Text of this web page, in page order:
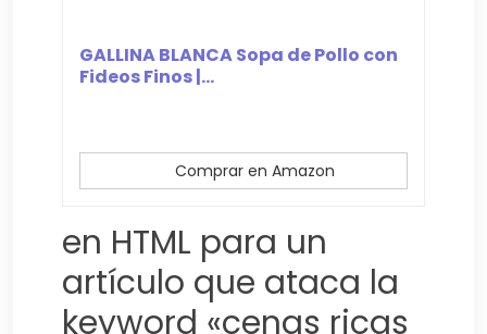
GALLINA BLANCA Sopa de Pollo con
Fideos Finos |...
Comprar en Amazon
en HTML para un
artículo que ataca la
keyword «cenas ricas